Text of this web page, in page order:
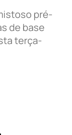
pré-
de base
terça-